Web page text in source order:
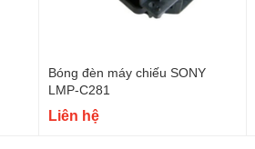
Bóng đèn máy chiếu SONY
LMP-C281
Liên hệ